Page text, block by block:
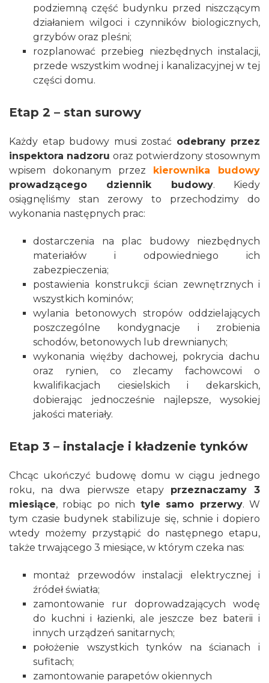
podziemną część budynku przed niszczącym
działaniem wilgoci i czynników biologicznych,
grzybów oraz pleśni;
rozplanować przebieg niezbędnych instalacji,
przede wszystkim wodnej i kanalizacyjnej w tej
części domu.
Etap 2 – stan surowy
Każdy etap budowy musi zostać odebrany przez
inspektora nadzoru oraz potwierdzony stosownym
wpisem dokonanym przez kierownika budowy
prowadzącego dziennik budowy. Kiedy
osiągnęliśmy stan zerowy to przechodzimy do
wykonania następnych prac:
dostarczenia na plac budowy niezbędnych
materiałów i odpowiedniego ich
zabezpieczenia;
postawienia
konstrukcji ścian zewnętrznych i
wszystkich kominów;
wylania betonowych stropów oddzielających
poszczególne kondygnacje i zrobienia
schodów, betonowych lub drewnianych;
wykonania więźby dachowej, pokrycia dachu
oraz rynien, co zlecamy fachowcowi o
kwalifikacjach ciesielskich i dekarskich,
dobierając jednocześnie najlepsze, wysokiej
jakości materiały.
Etap 3 – instalacje i kładzenie tynków
Chcąc ukończyć budowę domu w ciągu jednego
roku, na dwa pierwsze etapy przeznaczamy 3
miesiące, robiąc po nich tyle samo przerwy. W
tym czasie budynek stabilizuje się, schnie i dopiero
wtedy możemy przystąpić do następnego etapu,
także trwającego 3 miesiące, w którym czeka nas:
montaż przewodów instalacji elektrycznej i
źródeł światła;
zamontowanie rur doprowadzających wodę
do kuchni i łazienki, ale jeszcze bez baterii i
innych urządzeń sanitarnych;
położenie wszystkich tynków na ścianach i
sufitach;
zamontowanie parapetów okiennych